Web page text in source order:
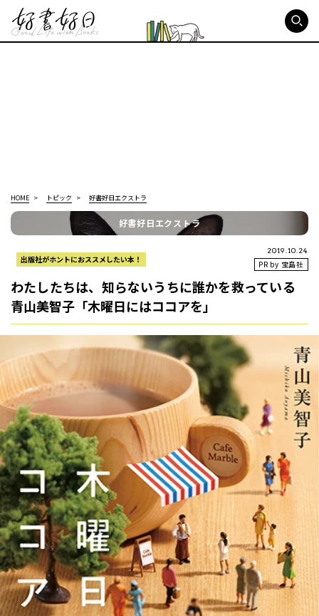
HOME トピック 好書好日エクストラ
好書好日エクストラ
出版社がホントにおススメしたい本！ PR by 宝島社
2019.10.24
わたしたちは、知らないうちに誰かを救っている――
青山美智子「木曜日にはココアを」